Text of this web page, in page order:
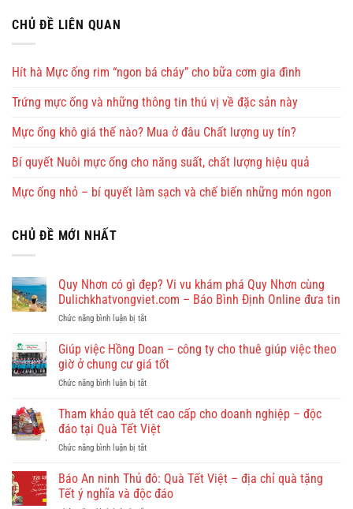
CHỦ ĐỀ LIÊN QUAN
Hít hà Mực ống rim “ngon bá cháy” cho bữa cơm gia đình
Trứng mực ống và những thông tin thú vị về đặc sản này
Mực ống khô giá thế nào? Mua ở đâu Chất lượng uy tín?
Bí quyết Nuôi mực ống cho năng suất, chất lượng hiệu quả
Mực ống nhỏ – bí quyết làm sạch và chế biến những món ngon
CHỦ ĐỀ MỚI NHẤT
Quy Nhơn có gì đẹp? Vi vu khám phá Quy Nhơn cùng
Dulichkhatvongviet.com – Báo Bình Định Online đưa tin
Chức năng bình luận bị tắtở
Nhơn
có
gì
đẹp?
vu
khám
phá
Quy
cùng
Dulichkhatvongviet.com
Giúp việc Hồng Doan – công ty cho thuê giúp việc theo
giờ ở chung cư giá tốt
Chức năng bình luận bị tắtở
việc
Hồng
Doan
–
ty
cho
Tham khảo quà tết cao cấp cho doanh nghiệp – độc
đáo tại Quà Tết Việt
Chức năng bình luận bị tắtở
khảo
quà
tết
Báo An ninh Thủ đô: Quà Tết Việt – địa chỉ quà tặng
Tết ý nghĩa và độc đáo